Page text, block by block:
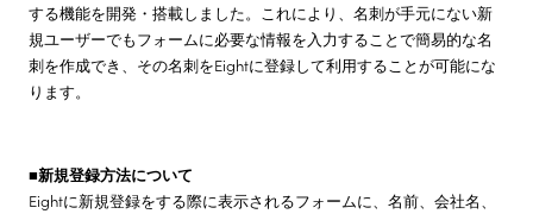
する機能を開発・搭載しました。これにより、名刺が手元にない新
規ユーザーでもフォームに必要な情報を入力することで簡易的な名
刺を作成でき、その名刺をEightに登録して利用することが可能にな
ります。
■新規登録方法について
Eightに新規登録をする際に表示されるフォームに、名前、会社名、